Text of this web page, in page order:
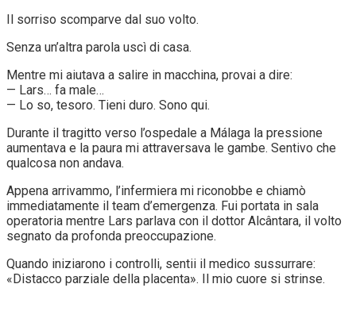
Il sorriso scomparve dal suo volto.
Senza un’altra parola uscì di casa.
Mentre mi aiutava a salire in macchina, provai a dire:
— Lars… fa male…
— Lo so, tesoro. Tieni duro. Sono qui.
Durante il tragitto verso l’ospedale a Málaga la pressione
aumentava e la paura mi attraversava le gambe. Sentivo che
qualcosa non andava.
Appena arrivammo, l’infermiera mi riconobbe e chiamò
immediatamente il team d’emergenza. Fui portata in sala
operatoria mentre Lars parlava con il dottor Alcântara, il volto
segnato da profonda preoccupazione.
Quando iniziarono i controlli, sentii il medico sussurrare:
«Distacco parziale della placenta». Il mio cuore si strinse.